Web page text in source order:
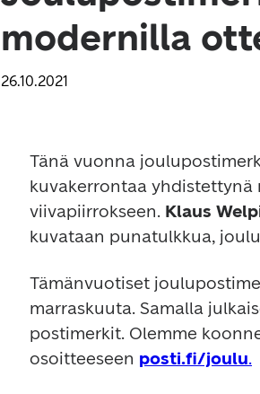
modernilla
26.10.2021
Tänä vuonna
kuvakerrontaa
viivapiirrokseen. Klaus
kuvataan punatulkkua,
Tämänvuotiset
marraskuuta. Samalla
postimerkit. Olemme
osoitteeseen posti.fi/joulu.